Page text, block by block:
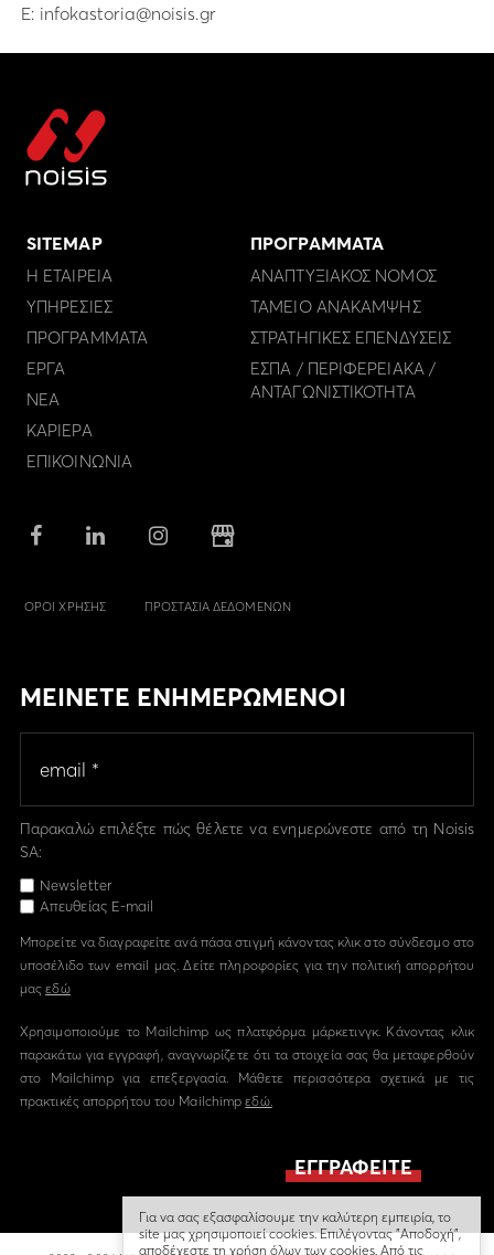
E: infokastoria@noisis.gr
SITEMAP
Η ΕΤΑΙΡΕΙΑ
ΥΠΗΡΕΣΙΕΣ
ΠΡΟΓΡΑΜΜΑΤΑ
ΕΡΓΑ
ΝΕΑ
ΚΑΡΙΕΡΑ
ΕΠΙΚΟΙΝΩΝΙΑ
ΠΡΟΓΡΑΜΜΑΤΑ
ΑΝΑΠΤΥΞΙΑΚΟΣ ΝΟΜΟΣ
ΤΑΜΕΙΟ ΑΝΑΚΑΜΨΗΣ
ΣΤΡΑΤΗΓΙΚΕΣ ΕΠΕΝΔΥΣΕΙΣ
ΕΣΠΑ / ΠΕΡΙΦΕΡΕΙΑΚΑ /
ΑΝΤΑΓΩΝΙΣΤΙΚΟΤΗΤΑ
ΟΡΟΙ ΧΡΗΣΗΣ ΠΡΟΣΤΑΣΙΑ ΔΕΔΟΜΕΝΩΝ
ΜΕΙΝΕΤΕ ΕΝΗΜΕΡΩΜΕΝΟΙ
Παρακαλώ επιλέξτε πώς θέλετε να ενημερώνεστε από τη Noisis
SA:
Newsletter
Απευθείας E-mail
Μπορείτε να διαγραφείτε ανά πάσα στιγμή κάνοντας κλικ στο σύνδεσμο στο
υποσέλιδο των email μας. Δείτε πληροφορίες για την πολιτική απορρήτου
μαςεδώ
Χρησιμοποιούμε το Mailchimp ως πλατφόρμα μάρκετινγκ. Κάνοντας κλικ
παρακάτω για εγγραφή, αναγνωρίζετε ότι τα στοιχεία σας θα μεταφερθούν
στο Mailchimp για επεξεργασία. Μάθετε περισσότερα σχετικά με τις
πρακτικές απορρήτου του Mailchimpεδώ.
Για να σας εξασφαλίσουμε την καλύτερη εμπειρία, το
site μας χρησιμοποιεί cookies. Επιλέγοντας "Αποδοχή",
αποδέχεστε τη χρήση όλων των cookies. Από τις